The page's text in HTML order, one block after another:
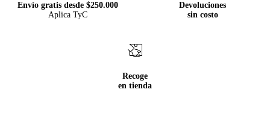
Envío gratis desde $250.000
Aplica TyC
Devoluciones
sin costo
Recoge
en tienda